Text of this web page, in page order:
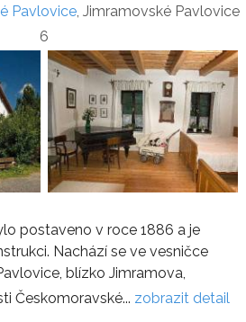
Pavlovice, Jimramovské Pavlovice
6
postaveno v roce 1886 a je
Nachází se ve vesničce
blízko Jimramova,
Českomoravské... zobrazit detail